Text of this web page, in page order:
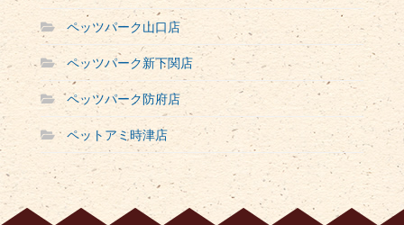
ペッツパーク山口店
ペッツパーク新下関店
ペッツパーク防府店
ペットアミ時津店